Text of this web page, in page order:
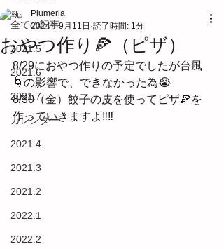
全ての記事
2021.5
2021.6
2021.7
カレンダー
2021.4
2021.3
2021.2
2022.1
2022.2
おやつ作り🍕（ピザ）
Plumeria
2024年9月11日 読了時間: 1分
8/29におやつ作りの予定でしたが台風
🌀の影響で、できなかった為😭
8/30（金）餃子の皮を使ってピザ🍕を
作っていきますよ‼‼